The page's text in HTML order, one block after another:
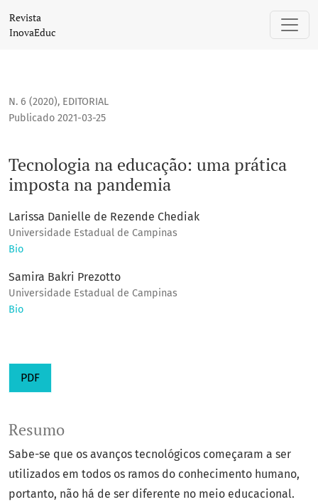
Tecnologia na educação: uma prática imposta na pandemia
Revista
InovaEduc
N. 6 (2020), EDITORIAL
Tecnologia na educação: uma prática
imposta na pandemia
Publicado 2021-03-25
Larissa Danielle de Rezende Chediak
Universidade Estadual de Campinas
Bio
Samira Bakri Prezotto
Universidade Estadual de Campinas
Bio
PDF
Resumo
Sabe-se que os avanços tecnológicos começaram a ser
utilizados em todos os ramos do conhecimento humano,
portanto, não há de ser diferente no meio educacional.